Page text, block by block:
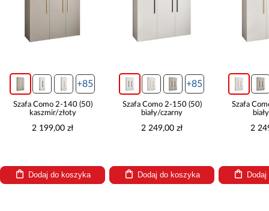
+85
Szafa Como 2-140 (50)
kaszmir/złoty
2 199,00 zł
Dodaj do koszyka
+85
Szafa Como 2-150 (50)
biały/czarny
2 249,00 zł
Dodaj do koszyka
Szafa
2